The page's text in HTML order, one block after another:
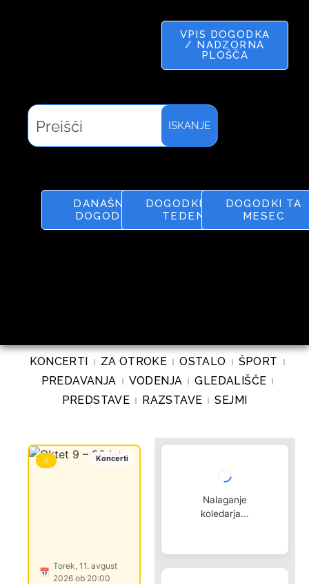
VPIS DOGODKA
/ NADZORNA
PLOŠČA
ISKANJE
DANAŠNJI
DOGODKI
DOGODKI TA
TEDEN
DOGODKI TA
MESEC
KONCERTI ZA OTROKE OSTALO
ŠPORT
PREDAVANJA
VODENJA
GLEDALIŠČE
PREDSTAVE
RAZSTAVE SEJMI
⭐ Koncerti
📅
Torek, 11. avgust
2026 ob 20:00
📅
Četrtek, 13. avgust
Nalaganje
koledarja...